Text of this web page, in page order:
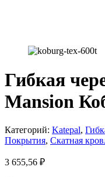
Гибкая
Mansion
Категорий: Katepal,
Покрытия, Скатная
3 655,56 ₽